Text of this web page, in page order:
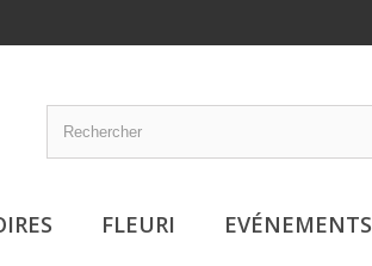
FLEURI EVÉNEMENTS